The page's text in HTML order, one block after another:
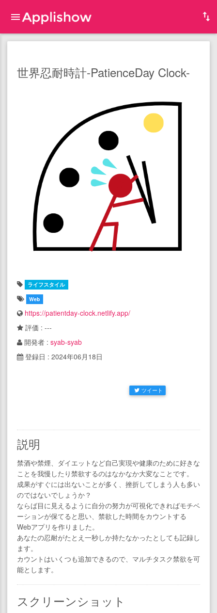
世界忍耐時計-PatienceDay Clock-
ライフスタイル
Web
https://patientday-clock.netlify.app/
評価 : ---
開発者 : syab-syab
登録日 : 2024年06月18日
ツイート
説明
禁酒や禁煙、ダイエットなど自己実現や健康のために好きな
ことを我慢したり禁欲するのはなかなか大変なことです。
成果がすぐには出ないことが多く、挫折してしまう人も多い
のではないでしょうか？
ならば目に見えるように自分の努力が可視化できればモチベ
ーションが保てると思い、禁欲した時間をカウントする
Webアプリを作りました。
あなたの忍耐がたとえ一秒しか持たなかったとしても記録し
ます。
カウントはいくつも追加できるので、マルチタスク禁欲を可
能とします。
スクリーンショット